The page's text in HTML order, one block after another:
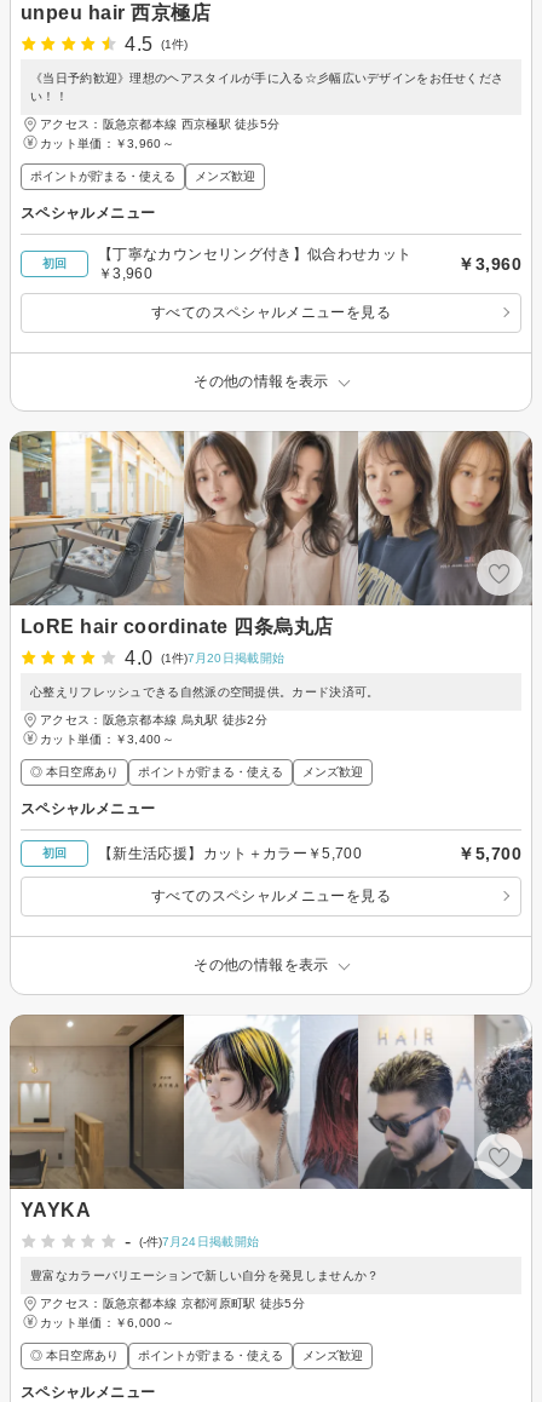
unpeu hair 西京極店
4.5
(1件)
《当日予約歓迎》理想のヘアスタイルが手に入る☆彡幅広いデザインをお任せくださ
い！！
アクセス：阪急京都本線 西京極駅 徒歩5分
カット単価： ￥3,960～
ポイントが貯まる・使える メンズ歓迎
スペシャルメニュー
初回
【丁寧なカウンセリング付き】似合わせカット
￥3,960
￥3,960
すべてのスペシャルメニューを見る
その他の情報を表示
LoRE hair coordinate 四条烏丸店
4.0
(1件)7月20日掲載開始
心整えリフレッシュできる自然派の空間提供。カード決済可。
アクセス：阪急京都本線 烏丸駅 徒歩2分
カット単価： ￥3,400～
◎ 本日空席あり ポイントが貯まる・使える メンズ歓迎
スペシャルメニュー
初回 【新生活応援】カット＋カラー￥5,700 ￥5,700
すべてのスペシャルメニューを見る
その他の情報を表示
YAYKA
-
(-件)7月24日掲載開始
豊富なカラーバリエーションで新しい自分を発見しませんか？
アクセス：阪急京都本線 京都河原町駅 徒歩5分
カット単価： ￥6,000～
◎ 本日空席あり ポイントが貯まる・使える メンズ歓迎
スペシャルメニュー